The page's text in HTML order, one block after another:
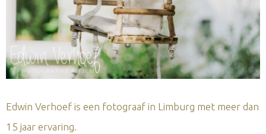
Edwin Verhoef is een fotograaf in Limburg met meer dan
15 jaar ervaring.